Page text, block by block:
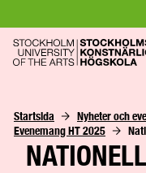
Startsida Nyheter och
Evenemang HT 2025